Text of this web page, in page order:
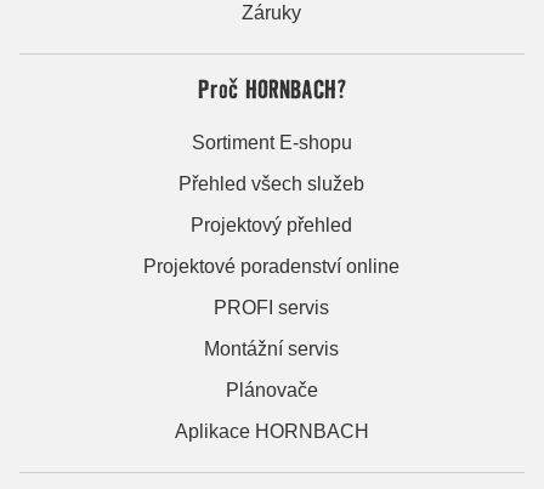
Záruky
Proč HORNBACH?
Sortiment E-shopu
Přehled všech služeb
Projektový přehled
Projektové poradenství online
PROFI servis
Montážní servis
Plánovače
Aplikace HORNBACH